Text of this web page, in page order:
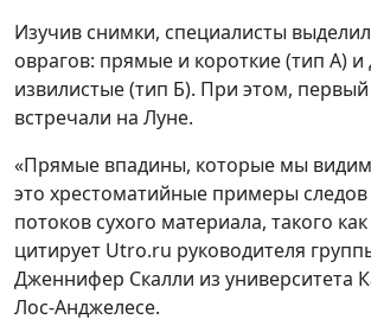
Изучив снимки, специалисты
оврагов: прямые и короткие (тип А)
извилистые (тип Б). При этом,
встречали на Луне.
«Прямые впадины, которые мы
это хрестоматийные примеры
потоков сухого материала, такого
цитирует Utro.ru руководителя
Дженнифер Скалли из университета
Лос-Анджелесе.